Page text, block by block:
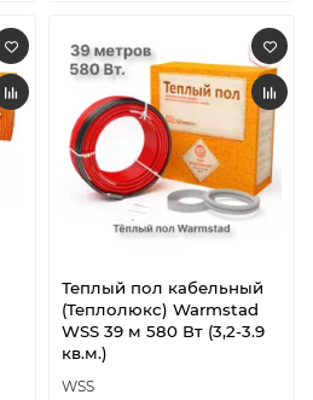
Теплый пол кабельный
(Теплолюкс) Warmstad
WSS 39 м 580 Вт (3,2-3.9
кв.м.)
WSS